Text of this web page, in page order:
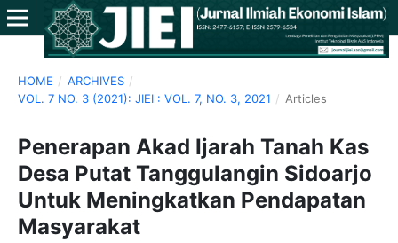
HOME / ARCHIVES /
VOL. 7 NO. 3 (2021): JIEI : VOL. 7, NO. 3, 2021 / Articles
Penerapan Akad Ijarah Tanah Kas
Desa Putat Tanggulangin Sidoarjo
Untuk Meningkatkan Pendapatan
Masyarakat